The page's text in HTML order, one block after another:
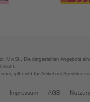
MwSt.. Die dargestellten Angebote
reicht.
gilt nicht für Artikel mit
Impressum AGB